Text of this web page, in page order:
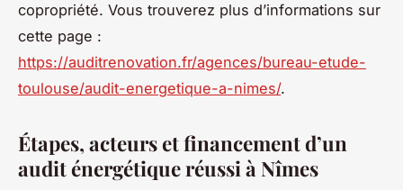
copropriété. Vous trouverez plus d’informations sur
cette page :
https://auditrenovation.fr/agences/bureau-etude-
toulouse/audit-energetique-a-nimes/.
Étapes, acteurs et financement d’un
audit énergétique réussi à Nîmes